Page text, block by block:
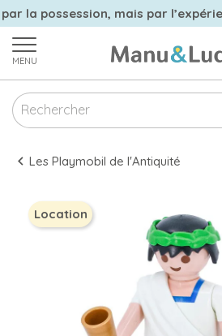
la possession, mais par
MENU
Les Playmobil de l'Antiquité
Location